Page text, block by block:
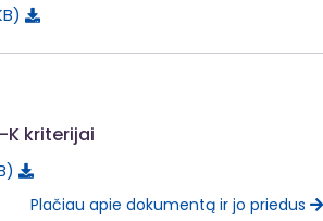
K kriterijai
Plačiau apie dokumentą ir jo priedus